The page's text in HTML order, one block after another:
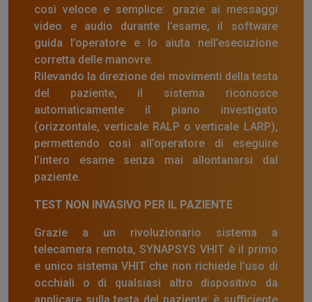
così veloce e semplice: grazie ai messaggi
video e audio durante l’esame, il software
guida l’operatore e lo aiuta nell’esecuzione
corretta delle manovre.
Rilevando la direzione dei movimenti della testa
del paziente, il sistema riconosce
automaticamente il piano investigato
(orizzontale, verticale RALP o verticale LARP),
permettendo così all’operatore di eseguire
l’intero esame senza mai allontanarsi dal
paziente.
TEST NON INVASIVO PER IL PAZIENTE
Grazie a un rivoluzionario sistema a
telecamera remota, SYNAPSYS VHIT è il primo
e unico sistema VHIT che non richiede l’uso di
occhiali o di qualsiasi altro dispositivo da